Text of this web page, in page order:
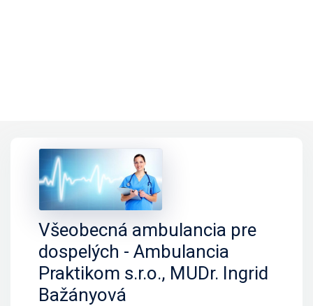
Všeobecná ambulancia pre
dospelých - Ambulancia
Praktikom s.r.o., MUDr. Ingrid
Bažányová